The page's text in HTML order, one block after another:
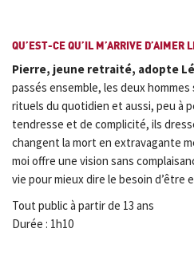
QU’EST-CE QU’IL M’ARRIVE D’AIMER
Pierre, jeune retraité, adopte
passés ensemble, les deux
rituels du quotidien et aussi, peu à
tendresse et de complicité, ils
changent la mort en extravagante
moi offre une vision sans
vie pour mieux dire le besoin
Tout public à partir de 13 ans
Durée : 1h10